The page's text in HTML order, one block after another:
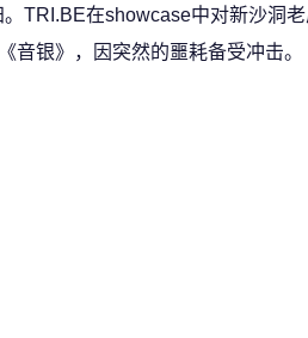
TRI.BE在showcase中对新沙洞
音银》，因突然的噩耗备受冲击。